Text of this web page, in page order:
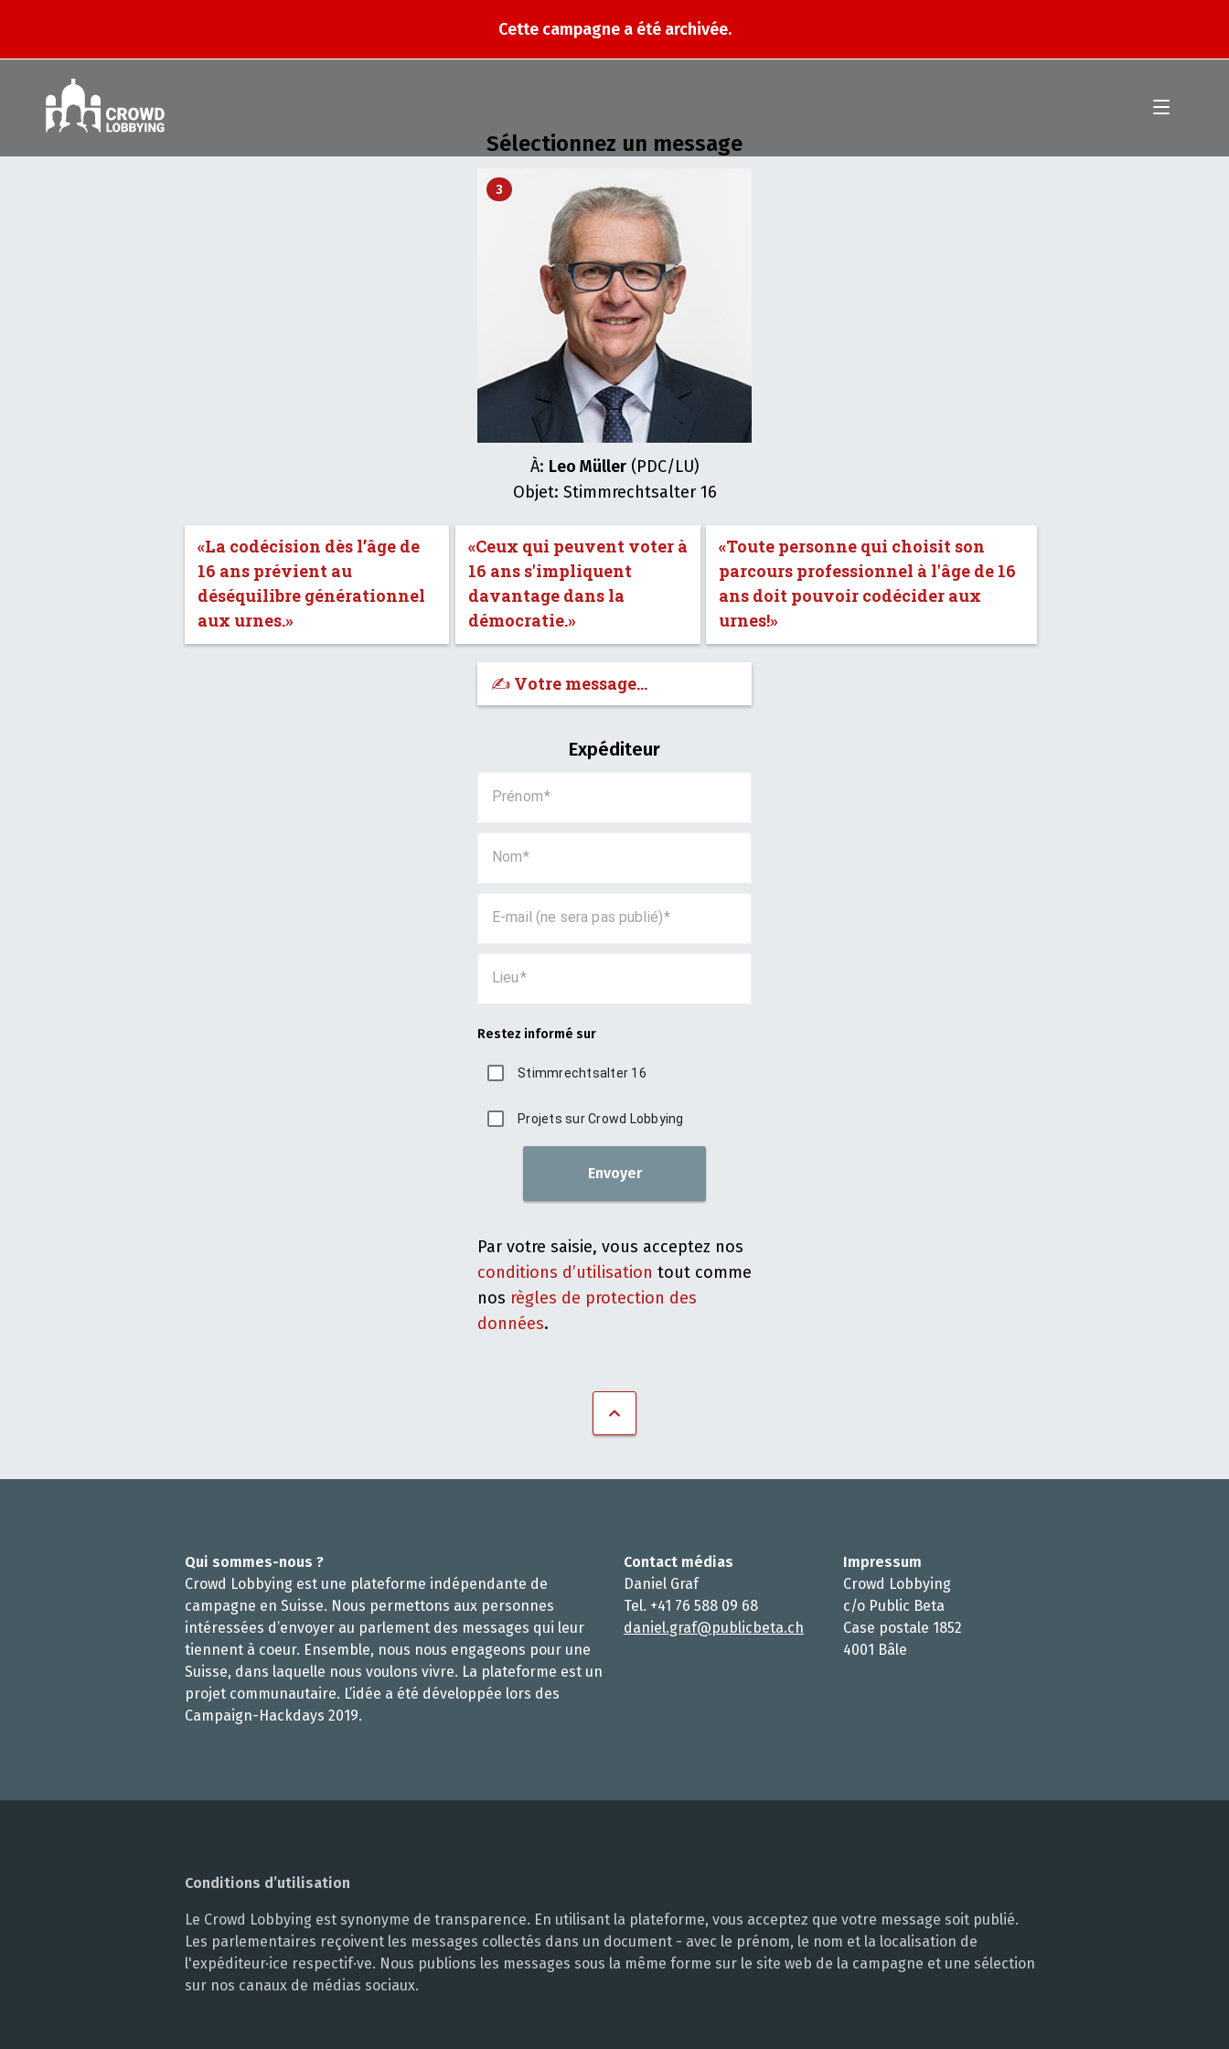
Cette campagne a été archivée.
Sélectionnez un message
3
À: Leo Müller(PDC/LU)
Objet: Stimmrechtsalter 16
«La codécision dès l’âge de
16 ans prévient au
déséquilibre générationnel
aux urnes.»
«Ceux qui peuvent voter à
16 ans s'impliquent
davantage dans la
démocratie.»
«Toute personne qui choisit son
parcours professionnel à l'âge de 16
ans doit pouvoir codécider aux
urnes!»
✍️ Votre message…
Expéditeur
Prénom
Nom
E-mail (ne sera pas publié)
Lieu
Restez informé sur
Stimmrechtsalter 16
Projets sur Crowd Lobbying
Envoyer
Par votre saisie, vous acceptez nos
conditions d’utilisation tout comme
nos règles de protection des
données.
Qui sommes-nous ?
Crowd Lobbying est une plateforme indépendante de
campagne en Suisse. Nous permettons aux personnes
intéressées d’envoyer au parlement des messages qui leur
tiennent à coeur. Ensemble, nous nous engageons pour une
Suisse, dans laquelle nous voulons vivre. La plateforme est un
projet communautaire. L’idée a été développée lors des
Campaign-Hackdays 2019.
Contact médias
Daniel Graf
Tel. +41 76 588 09 68
daniel.graf@publicbeta.ch
Impressum
Crowd Lobbying
c/o Public Beta
Case postale 1852
4001 Bâle
Conditions d’utilisation
Le Crowd Lobbying est synonyme de transparence. En utilisant la plateforme, vous acceptez que votre message soit publié.
Les parlementaires reçoivent les messages collectés dans un document - avec le prénom, le nom et la localisation de
l'expéditeur·ice respectif·ve. Nous publions les messages sous la même forme sur le site web de la campagne et une sélection
sur nos canaux de médias sociaux.